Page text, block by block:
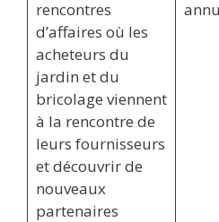
rencontres
d’affaires où les
acheteurs du
jardin et du
bricolage viennent
à la rencontre de
leurs fournisseurs
et découvrir de
nouveaux
partenaires